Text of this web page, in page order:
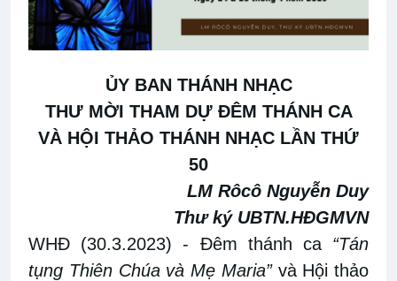
ỦY BAN THÁNH NHẠC
THƯ MỜI THAM DỰ ĐÊM THÁNH CA
VÀ HỘI THẢO THÁNH NHẠC LẦN THỨ
50
LM Rôcô Nguyễn Duy
Thư ký UBTN.HĐGMVN
WHĐ (30.3.2023) - Đêm thánh ca “Tán
tụng Thiên Chúa và Mẹ Maria”và Hội thảo